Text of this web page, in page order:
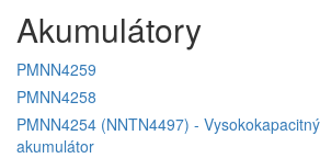
Akumulátory
PMNN4259
PMNN4258
PMNN4254 (NNTN4497) -
akumulátor